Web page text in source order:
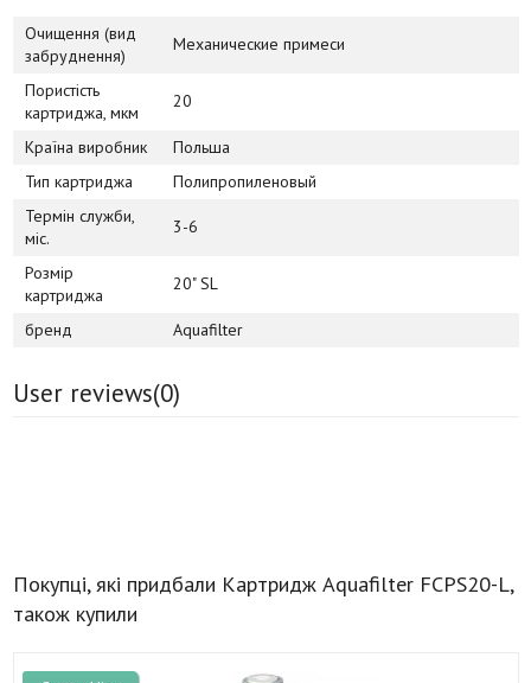
Очищення (вид
забруднення)
Механические примеси
Пористість
картриджа, мкм
20
Країна виробник
Польша
Тип картриджа
Полипропиленовый
Термін служби,
міс.
3-6
Розмір
картриджа
20" SL
бренд Aquafilter
User reviews(0)
Покупці, які придбали Картридж Aquafilter FCPS20-L,
також купили